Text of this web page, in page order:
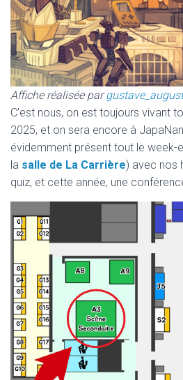
Affiche réalisée par
C’est nous, on est toujours vivant
2025, et on sera encore à
évidemment présent tout le week-
la salle de La Carrière) avec nos
quiz, et cette année, une